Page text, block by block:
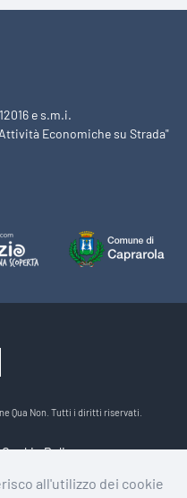
e s.m.i.
Economiche su Strada"
Qua Non. Tutti i diritti riservati.
Cookie Policy
all'utilizzo dei cookie